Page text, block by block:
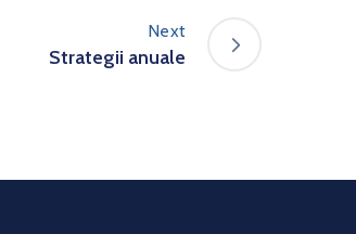
Next
Strategii anuale